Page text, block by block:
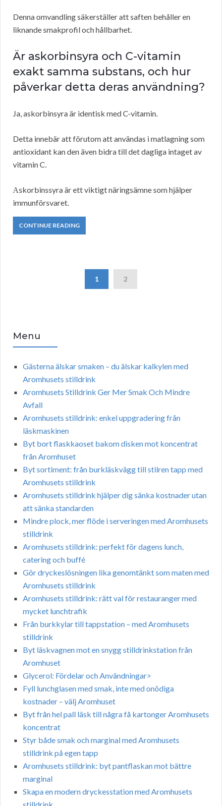
Denna omvandling säkerställer att saften behåller en
liknande smakprofil och hållbarhet.
Är askorbinsyra och C-vitamin
exakt samma substans, och hur
påverkar detta deras användning?
Ja, askorbinsyra är identisk med C-vitamin.
Detta innebär att förutom att användas i matlagning som
antioxidant kan den även bidra till det dagliga intaget av
vitamin C.
Аskorbinssyra är ett viktigt näringsämne som hjälper
immunförsvaret.
CONTINUE READING
1 2
Menu
Gästerna älskar smaken – du älskar kalkylen med
Aromhusets stilldrink
Aromhusets Stilldrink Ger Mer Smak Och Mindre
Avfall
Aromhusets stilldrink: enkel uppgradering från
läskmaskinen
Byt bort flaskkaoset bakom disken mot koncentrat
från Aromhuset
Byt sortiment: från burkläskvägg till stilren tapp med
Aromhusets stilldrink
Aromhusets stilldrink hjälper dig sänka kostnader utan
att sänka standarden
Mindre plock, mer flöde i serveringen med Aromhusets
stilldrink
Aromhusets stilldrink: perfekt för dagens lunch,
catering och buffé
Gör dryckeslösningen lika genomtänkt som maten med
Aromhusets stilldrink
Aromhusets stilldrink: rätt val för restauranger med
mycket lunchtrafik
Från burkkylar till tappstation – med Aromhusets
stilldrink
Byt läskvagnen mot en snygg stilldrinkstation från
Aromhuset
Glycerol: Fördelar och Användningar>
Fyll lunchglasen med smak, inte med onödiga
kostnader – välj Aromhuset
Byt från hel pall läsk till några få kartonger Aromhusets
koncentrat
Styr både smak och marginal med Aromhusets
stilldrink på egen tapp
Aromhusets stilldrink: byt pantflaskan mot bättre
marginal
Skapa en modern dryckesstation med Aromhusets
stilldrink